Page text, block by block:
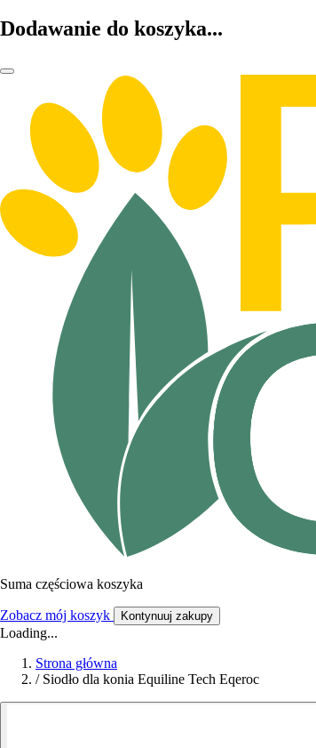
Dodawanie do koszyka...
Suma częściowa koszyka
Zobacz mój koszyk Kontynuuj zakupy
Loading...
Strona główna
/ Siodło dla konia Equiline Tech Eqeroc